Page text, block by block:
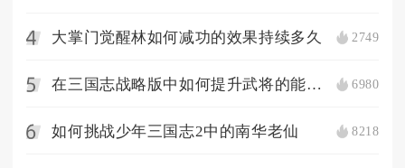
4 大掌门觉醒林如何减功的效果持续多久 2749
5 在三国志战略版中如何提升武将的能力值 6980
6 如何挑战少年三国志2中的南华老仙 8218